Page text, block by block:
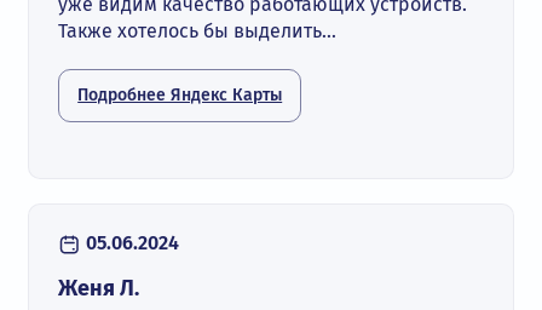
Также хотелось бы выделить...
Подробнее Яндекс Карты
05.06.2024
Женя Л.